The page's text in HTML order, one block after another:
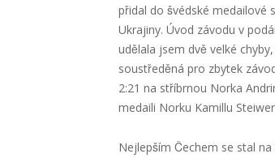
přidal do švédské medailové
Ukrajiny. Úvod závodu v
udělala jsem dvě velké
soustředěná pro zbytek
2:21 na stříbrnou Norka
medaili Norku Kamillu
Nejlepším Čechem se stal